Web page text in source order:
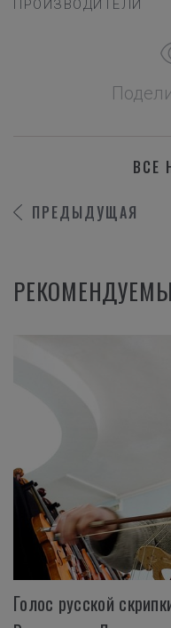
ПРОИЗВОДИТЕЛИ
ПРЕДЫДУЩАЯ
ВСЕ
Голос русской